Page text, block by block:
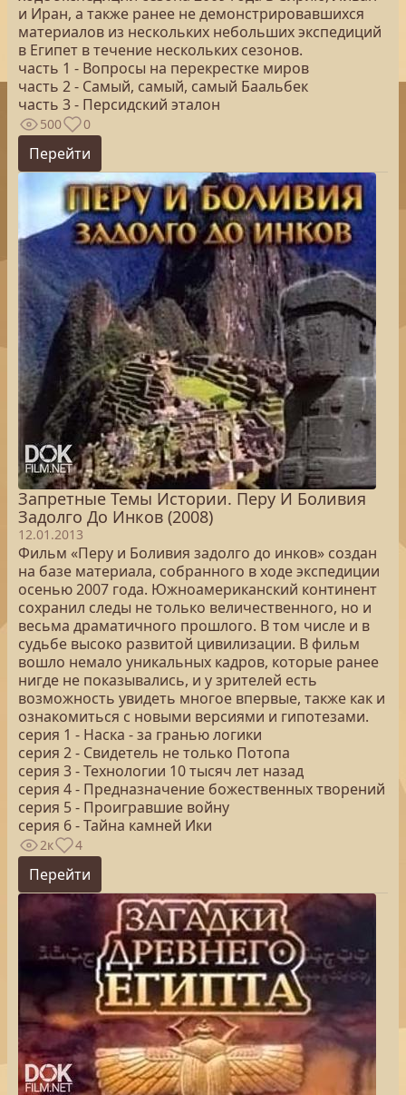
и Иран, а также ранее не демонстрировавшихся
материалов из нескольких небольших экспедиций
в Египет в течение нескольких сезонов.
часть 1 - Вопросы на перекрестке миров
часть 2 - Самый, самый, самый Баальбек
часть 3 - Персидский эталон
500 0
Перейти
Запретные Темы Истории. Перу И Боливия
Задолго До Инков (2008)
12.01.2013
Фильм «Перу и Боливия задолго до инков» создан
на базе материала, собранного в ходе экспедиции
осенью 2007 года. Южноамериканский континент
сохранил следы не только величественного, но и
весьма драматичного прошлого. В том числе и в
судьбе высоко развитой цивилизации. В фильм
вошло немало уникальных кадров, которые ранее
нигде не показывались, и у зрителей есть
возможность увидеть многое впервые, также как и
ознакомиться с новыми версиями и гипотезами.
серия 1 - Наска - за гранью логики
серия 2 - Свидетель не только Потопа
серия 3 - Технологии 10 тысяч лет назад
серия 4 - Предназначение божественных творений
серия 5 - Проигравшие войну
серия 6 - Тайна камней Ики
2к 4
Перейти